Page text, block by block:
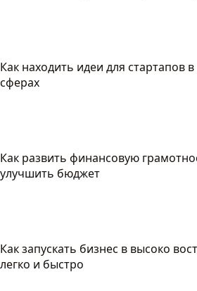
Как находить идеи для стартапов
сферах
Как развить финансовую
улучшить бюджет
Как запускать бизнес в высоко
легко и быстро